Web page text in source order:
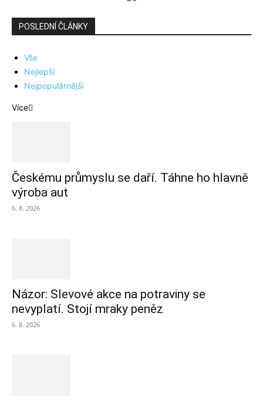
POSLEDNÍ ČLÁNKY
Vše
Nejlepší
Nejpopulárnější
Více
Českému průmyslu se daří. Táhne ho hlavně
výroba aut
6. 8. 2026
Názor: Slevové akce na potraviny se
nevyplatí. Stojí mraky peněz
6. 8. 2026